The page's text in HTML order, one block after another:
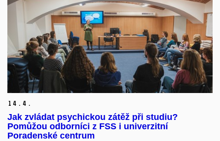
14. 4.
Jak zvládat psychickou zátěž při studiu?
Pomůžou odborníci z FSS i univerzitní
Poradenské centrum